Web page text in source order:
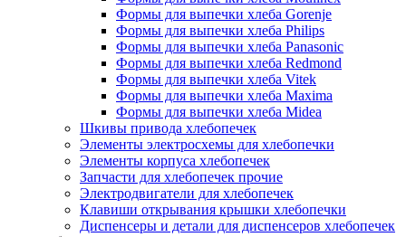
Формы для выпечки хлеба Gorenje
Формы для выпечки хлеба Philips
Формы для выпечки хлеба Panasonic
Формы для выпечки хлеба Redmond
Формы для выпечки хлеба Vitek
Формы для выпечки хлеба Maxima
Формы для выпечки хлеба Midea
Шкивы привода хлебопечек
Элементы электросхемы для хлебопечки
Элементы корпуса хлебопечек
Запчасти для хлебопечек прочие
Электродвигатели для хлебопечек
Клавиши открывания крышки хлебопечки
Диспенсеры и детали для диспенсеров хлебопечек